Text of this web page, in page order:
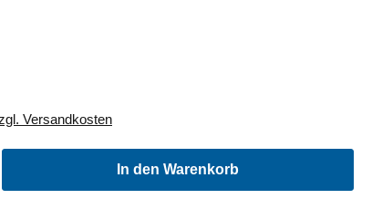
Versandkosten
Gib den gewünschten Wert ein
In den Warenkorb